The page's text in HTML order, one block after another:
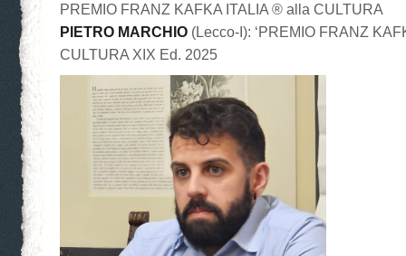
PREMIO FRANZ KAFKA ITALIA ® alla CULTURA
PIETRO MARCHIO (Lecco-I): ‘PREMIO FRANZ
CULTURA XIX Ed. 2025